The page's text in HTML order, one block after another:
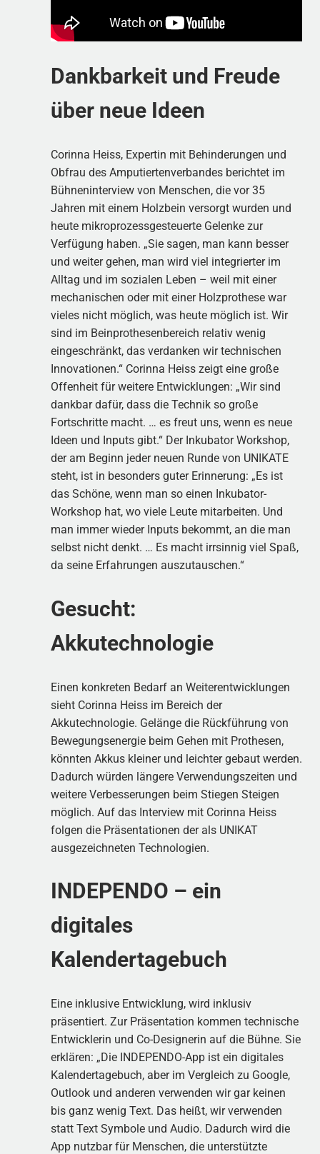
Dankbarkeit und Freude
über neue Ideen
Corinna Heiss, Expertin mit Behinderungen und
Obfrau des Amputiertenverbandes berichtet im
Bühneninterview von Menschen, die vor 35
Jahren mit einem Holzbein versorgt wurden und
heute mikroprozessgesteuerte Gelenke zur
Verfügung haben. „Sie sagen, man kann besser
und weiter gehen, man wird viel integrierter im
Alltag und im sozialen Leben – weil mit einer
mechanischen oder mit einer Holzprothese war
vieles nicht möglich, was heute möglich ist. Wir
sind im Beinprothesenbereich relativ wenig
eingeschränkt, das verdanken wir technischen
Innovationen.“ Corinna Heiss zeigt eine große
Offenheit für weitere Entwicklungen: „Wir sind
dankbar dafür, dass die Technik so große
Fortschritte macht. … es freut uns, wenn es neue
Ideen und Inputs gibt.“ Der Inkubator Workshop,
der am Beginn jeder neuen Runde von UNIKATE
steht, ist in besonders guter Erinnerung: „Es ist
das Schöne, wenn man so einen Inkubator-
Workshop hat, wo viele Leute mitarbeiten. Und
man immer wieder Inputs bekommt, an die man
selbst nicht denkt. … Es macht irrsinnig viel Spaß,
da seine Erfahrungen auszutauschen.“
Gesucht:
Akkutechnologie
Einen konkreten Bedarf an Weiterentwicklungen
sieht Corinna Heiss im Bereich der
Akkutechnologie. Gelänge die Rückführung von
Bewegungsenergie beim Gehen mit Prothesen,
könnten Akkus kleiner und leichter gebaut werden.
Dadurch würden längere Verwendungszeiten und
weitere Verbesserungen beim Stiegen Steigen
möglich. Auf das Interview mit Corinna Heiss
folgen die Präsentationen der als UNIKAT
ausgezeichneten Technologien.
INDEPENDO – ein
digitales
Kalendertagebuch
Eine inklusive Entwicklung, wird inklusiv
präsentiert. Zur Präsentation kommen technische
Entwicklerin und Co-Designerin auf die Bühne. Sie
erklären: „Die INDEPENDO-App ist ein digitales
Kalendertagebuch, aber im Vergleich zu Google,
Outlook und anderen verwenden wir gar keinen
bis ganz wenig Text. Das heißt, wir verwenden
statt Text Symbole und Audio. Dadurch wird die
App nutzbar für Menschen, die unterstützte